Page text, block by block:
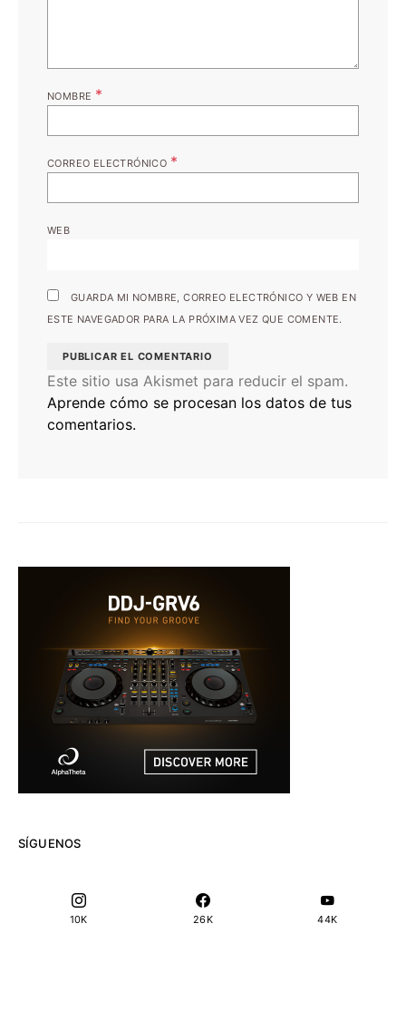
NOMBRE *
CORREO ELECTRÓNICO *
WEB
GUARDA MI NOMBRE, CORREO ELECTRÓNICO Y WEB EN
ESTE NAVEGADOR PARA LA PRÓXIMA VEZ QUE COMENTE.
Este sitio usa Akismet para reducir el spam.
Aprende cómo se procesan los datos de tus
comentarios.
SÍGUENOS
10K 26K 44K